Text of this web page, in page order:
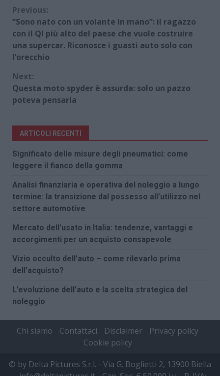
Continue
Reading
Previous:
“Sono nato con un volante in mano”: il ragazzo
con il QI più alto del paese che vuole costruire
una supercar. Riconosce i guasti auto solo con
l’orecchio
Next:
Questa moto spyder è assurda: solo un pazzo
poteva pensarla
ARTICOLI RECENTI
Significato delle misure degli pneumatici: come
leggere il fianco della gomma
Analisi finanziaria e operativa del noleggio a lungo
termine: la transizione dal possesso all’utilizzo nel
settore automotive
Mercato dell’usato in Italia: tendenze, vantaggi e
accorgimenti per un acquisto consapevole
Vizio occulto dell’auto – come rilevarlo prima
dell’acquisto?
L’evoluzione dell’auto e la scelta strategica del
noleggio
Chi siamo Contattaci Disclaimer
Privacy policy
Cookie policy
© by Delta Pictures S.r.l. - Via G. Boglietti 2, 13900 Biella